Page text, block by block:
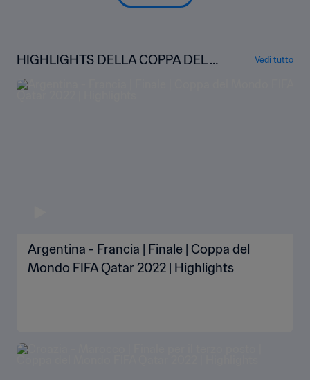
HIGHLIGHTS DELLA COPPA DEL M
ONDO
Vedi tutto
Argentina - Francia | Finale | Coppa del
Mondo FIFA Qatar 2022 | Highlights